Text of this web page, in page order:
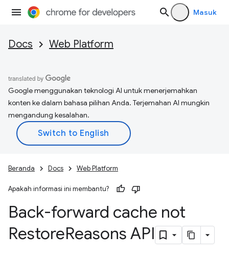
Masuk
Docs Web Platform
Google menggunakan teknologi AI untuk menerjemahkan
konten ke dalam bahasa pilihan Anda. Terjemahan AI mungkin
mengandung kesalahan.
Beranda Docs Web Platform
Apakah informasi ini membantu?
Back-forward cache not
RestoreReasons API